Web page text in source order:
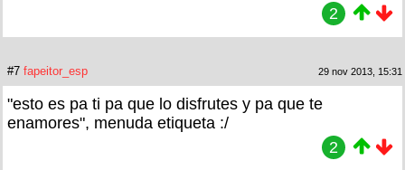
2
#7 fapeitor_esp 29 nov 2013, 15:31
"esto es pa ti pa que lo disfrutes y pa que te
enamores", menuda etiqueta :/
2